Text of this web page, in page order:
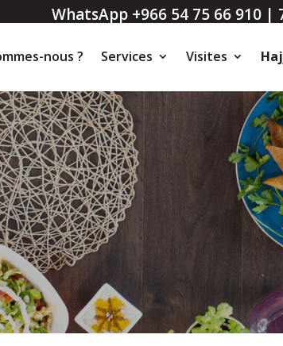
WhatsApp +966 54 75 66 910 |
nous ? Services Visites